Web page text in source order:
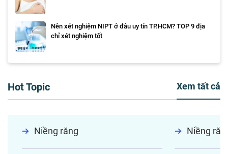
Nên xét nghiệm NIPT ở đâu uy tín TP.HCM? TOP 9 địa
chỉ xét nghiệm tốt
Hot Topic Xem tất cả
Niềng răng Niềng